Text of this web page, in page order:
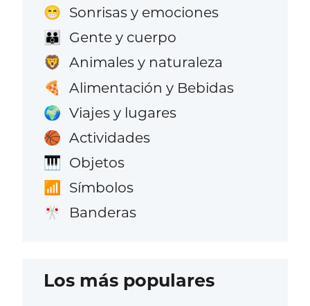
😁 Sonrisas y emociones
👪 Gente y cuerpo
🦁 Animales y naturaleza
🍕 Alimentación y Bebidas
🌍 Viajes y lugares
🏀 Actividades
🎹 Objetos
📶 Símbolos
🎌 Banderas
Los más populares